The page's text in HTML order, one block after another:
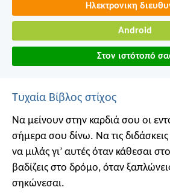
Ηλεκτρονικη
Android
Στον ιστότοπό
Τυχαία Βίβλος στίχος
Να μείνουν στην καρδιά σου οι
σήμερα σου δίνω. Να τις
να μιλάς γι’ αυτές όταν κάθεσαι
βαδίζεις στο δρόμο, όταν
σηκώνεσαι.